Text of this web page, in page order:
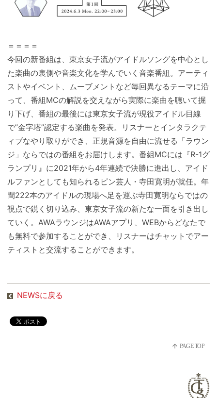
＝＝＝＝
今回の新番組は、東京女子流がアイドルソングを中心とし
た楽曲の裏側や音楽文化を学んでいく音楽番組。アーティ
ストやイベント、ムーブメントなど毎回異なるテーマに沿
って、番組MCの解説を交えながら実際に楽曲を聴いて掘
り下げ、番組の最後には東京女子流が現役アイドル目線
で”金字塔”認定する楽曲を発表。リスナーとインタラクテ
ィブなやり取りができ、正規音源を自由に流せる「ラウン
ジ」ならではの番組をお届けします。番組MCには『R-1グ
ランプリ』に2021年から4年連続で決勝に進出し、アイド
ルファンとしても知られるピン芸人・寺田寛明が就任。年
間222本のアイドルの現場へ足を運ぶ寺田寛明ならではの
視点で鋭く切り込み、東京女子流の新たな一面を引き出し
ていく。AWAラウンジはAWAアプリ、WEBからどなたで
も無料で参加することができ、リスナーはチャットでアー
ティストと交流することができます。
NEWSに戻る